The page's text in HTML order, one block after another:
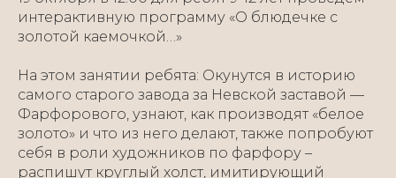
интерактивную программу «О блюдечке с
золотой каемочкой…»
На этом занятии ребята: Окунутся в историю
самого старого завода за Невской заставой —
Фарфорового, узнают, как производят «белое
золото» и что из него делают, также попробуют
себя в роли художников по фарфору –
распишут круглый холст, имитирующий